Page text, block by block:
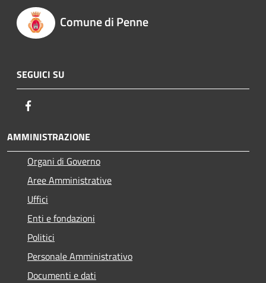
Comune di Penne
SEGUICI SU
AMMINISTRAZIONE
Organi di Governo
Aree Amministrative
Uffici
Enti e fondazioni
Politici
Personale Amministrativo
Documenti e dati